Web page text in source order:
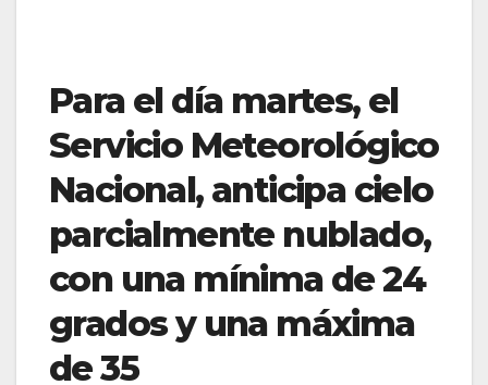
Para el día martes, el
Servicio Meteorológico
Nacional, anticipa cielo
parcialmente nublado,
con una mínima de 24
grados y una máxima
de 35